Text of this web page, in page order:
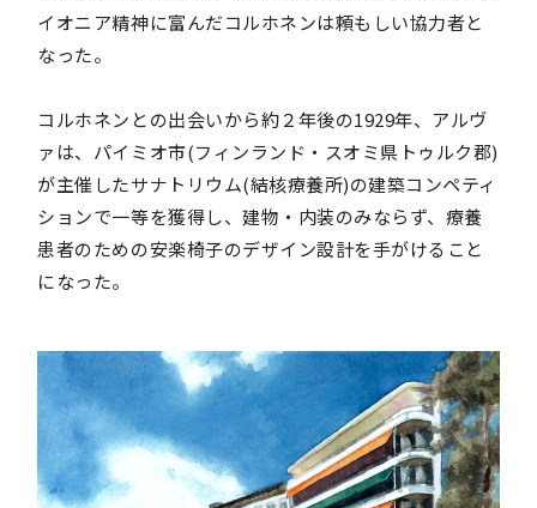
イオニア精神に富んだコルホネンは頼もしい協力者と
なった。
コルホネンとの出会いから約２年後の1929年、アルヴ
ァは、パイミオ市(フィンランド・スオミ県トゥルク郡)
が主催したサナトリウム(結核療養所)の建築コンペティ
ションで一等を獲得し、建物・内装のみならず、療養
患者のための安楽椅子のデザイン設計を手がけること
になった。